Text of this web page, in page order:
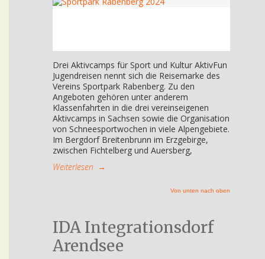
Drei Aktivcamps für Sport und Kultur AktivFun
Jugendreisen nennt sich die Reisemarke des
Vereins Sportpark Rabenberg. Zu den
Angeboten gehören unter anderem
Klassenfahrten in die drei vereinseigenen
Aktivcamps in Sachsen sowie die Organisation
von Schneesportwochen in viele Alpengebiete.
Im Bergdorf Breitenbrunn im Erzgebirge,
zwischen Fichtelberg und Auersberg,
Weiterlesen →
Von unten nach oben
IDA Integrationsdorf
Arendsee